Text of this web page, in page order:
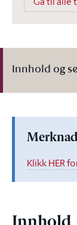
Innhold og
Merknad
Klikk HER